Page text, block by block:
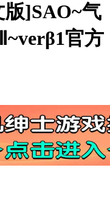
]SAO~气
官方